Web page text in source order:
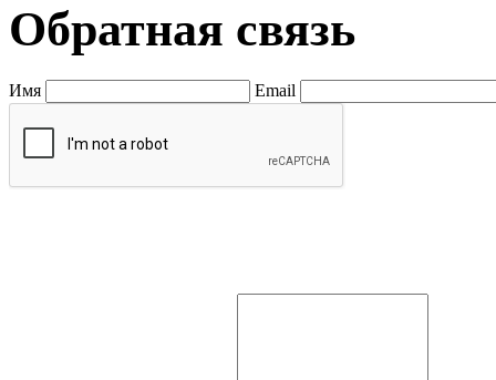
Обратная связь
Имя Email